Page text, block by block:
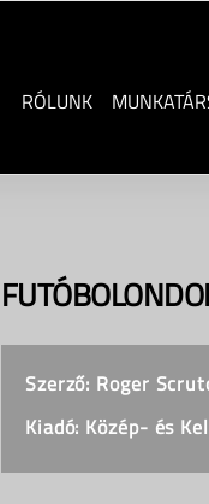
RÓLUNK
Szerző: Roger
Kiadó: Közép- és